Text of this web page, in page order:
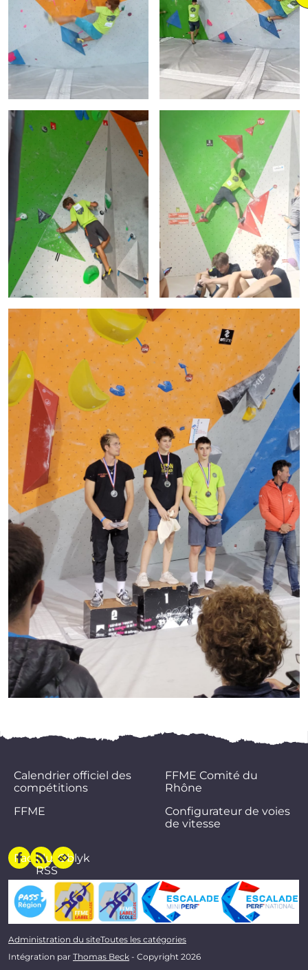
Calendrier officiel des
compétitions
FFME
FFME Comité du
Rhône
Configurateur de voies
de vitesse
Facebook
Flux
RSS
Oblyk
Administration du siteToutes les catégories
Intégration par Thomas Beck - Copyright 2026